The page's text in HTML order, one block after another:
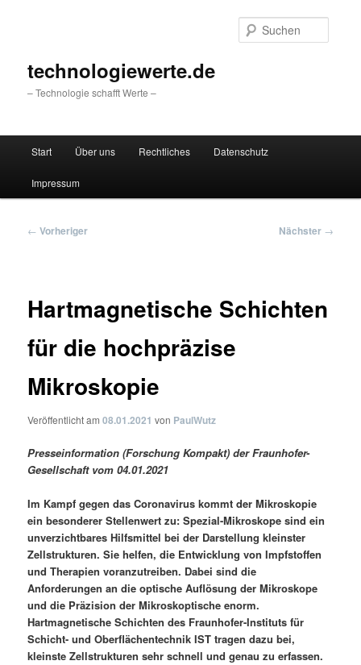
technologiewerte.de
– Technologie schafft Werte –
Start Über uns Rechtliches Datenschutz
Impressum
Beitragsnavigation
← Vorheriger Nächster →
Hartmagnetische Schichten
für die hochpräzise
Mikroskopie
Veröffentlicht am08.01.2021 von PaulWutz
Presseinformation (Forschung Kompakt) der Fraunhofer-
Gesellschaft vom 04.01.2021
Im Kampf gegen das Coronavirus kommt der Mikroskopie
ein besonderer Stellenwert zu: Spezial-Mikroskope sind ein
unverzichtbares Hilfsmittel bei der Darstellung kleinster
Zellstrukturen. Sie helfen, die Entwicklung von Impfstoffen
und Therapien voranzutreiben. Dabei sind die
Anforderungen an die optische Auflösung der Mikroskope
und die Präzision der Mikroskoptische enorm.
Hartmagnetische Schichten des Fraunhofer-Instituts für
Schicht- und Oberflächentechnik IST tragen dazu bei,
kleinste Zellstrukturen sehr schnell und genau zu erfassen.